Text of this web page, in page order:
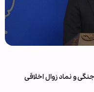
و نماد زوال اخلاقی